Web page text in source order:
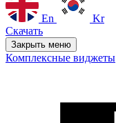
En
Kr
Скачать
Закрыть меню
Комплексные виджеты